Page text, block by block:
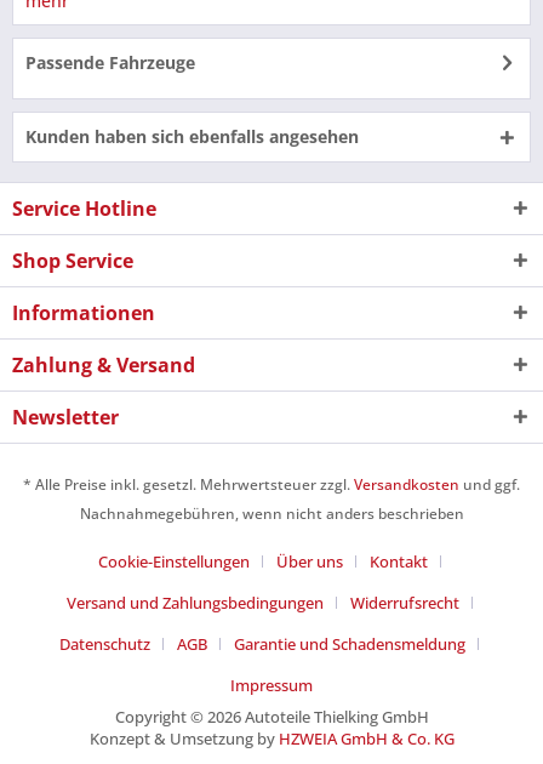
Passende Fahrzeuge
Kunden haben sich ebenfalls angesehen
Service Hotline
Shop Service
Informationen
Zahlung & Versand
Newsletter
* Alle Preise inkl. gesetzl. Mehrwertsteuer zzgl.Versandkosten und ggf.
Nachnahmegebühren, wenn nicht anders beschrieben
Cookie-Einstellungen Über uns
Kontakt
Versand und Zahlungsbedingungen
Widerrufsrecht
Datenschutz
AGB
Garantie und Schadensmeldung
Impressum
Copyright © 2026 Autoteile Thielking GmbH
Konzept & Umsetzung by HZWEIA GmbH & Co. KG